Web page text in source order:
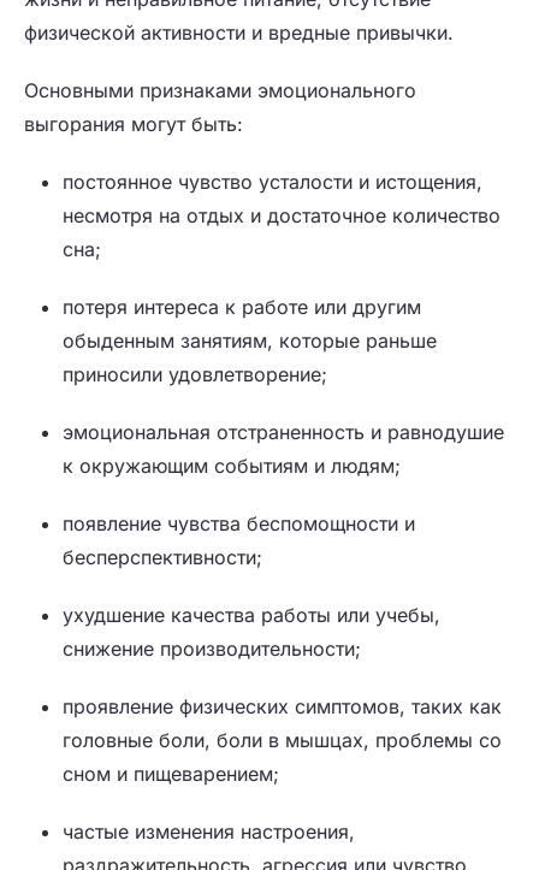
физической активности и вредные привычки.
Основными признаками эмоционального
выгорания могут быть:
постоянное чувство усталости и истощения,
несмотря на отдых и достаточное количество
сна;
потеря интереса к работе или другим
обыденным занятиям, которые раньше
приносили удовлетворение;
эмоциональная отстраненность и равнодушие
к окружающим событиям и людям;
появление чувства беспомощности и
бесперспективности;
ухудшение качества работы или учебы,
снижение производительности;
проявление физических симптомов, таких как
головные боли, боли в мышцах, проблемы со
сном и пищеварением;
частые изменения настроения,
раздражительность, агрессия или чувство